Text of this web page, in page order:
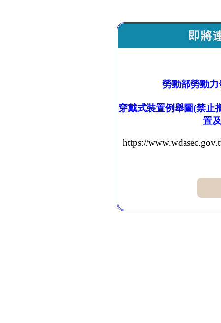
即將
勞動部勞動
穿戴式裝置例舉圖(禁止
置
https://